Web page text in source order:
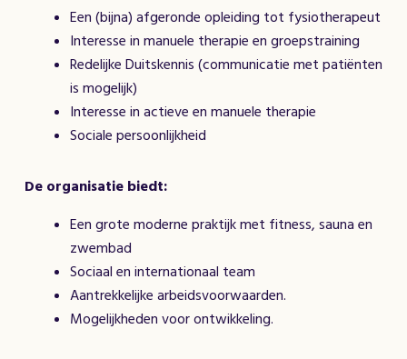
Een (bijna) afgeronde opleiding tot fysiotherapeut
Interesse in manuele therapie en groepstraining
Redelijke Duitskennis (communicatie met patiënten
is mogelijk)
Interesse in actieve en manuele therapie
Sociale persoonlijkheid
De organisatie biedt:
Een grote moderne praktijk met fitness, sauna en
zwembad
Sociaal en internationaal team
Aantrekkelijke arbeidsvoorwaarden.
Mogelijkheden voor ontwikkeling.